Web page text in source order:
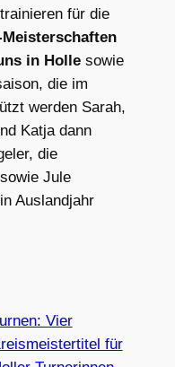
für die
in Hollesowie
die im
werden Sarah,
Katja dann
die
Jule
Auslandjahr
Vier
für